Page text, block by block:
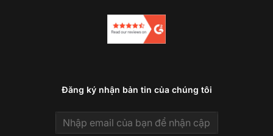
Đăng ký nhận bản tin của chúng tôi
Email address